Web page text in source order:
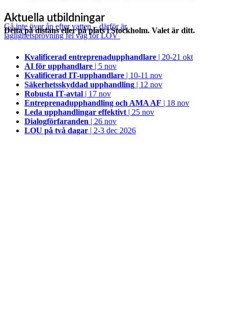
Gå inte över ån efter vatten – därför är
laglighetsprövning fel väg för LOV
Aktuella utbildningar
Delta på distans eller på plats i Stockholm. Valet är ditt.
Kvalificerad entreprenad­upphandlare | 20-21 okt
AI för upphandlare | 5 nov
Kvalificerad IT-upphandlare | 10-11 nov
Säkerhetsskyddad upphandling | 12 nov
Robusta IT-avtal | 17 nov
Entreprenadupphandling och AMA AF | 18 nov
Leda upphandlingar effektivt | 25 nov
Dialogförfaranden | 26 nov
LOU på två dagar | 2-3 dec 2026